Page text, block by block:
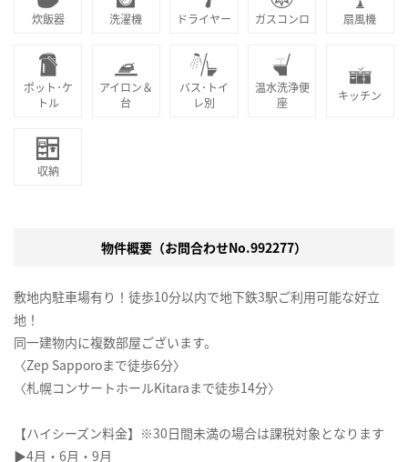
炊飯器 洗濯機 ドライヤー ガスコンロ 扇風機
ポット･ケ
トル
アイロン＆
台
バス･トイ
レ別
温水洗浄便
座
キッチン
収納
物件概要（お問合わせNo.992277）
敷地内駐車場有り！徒歩10分以内で地下鉄3駅ご利用可能な好立
地！
同一建物内に複数部屋ございます。
〈Zep Sapporoまで徒歩6分〉
〈札幌コンサートホールKitaraまで徒歩14分〉
【ハイシーズン料金】※30日間未満の場合は課税対象となります
▶4月・6月・9月